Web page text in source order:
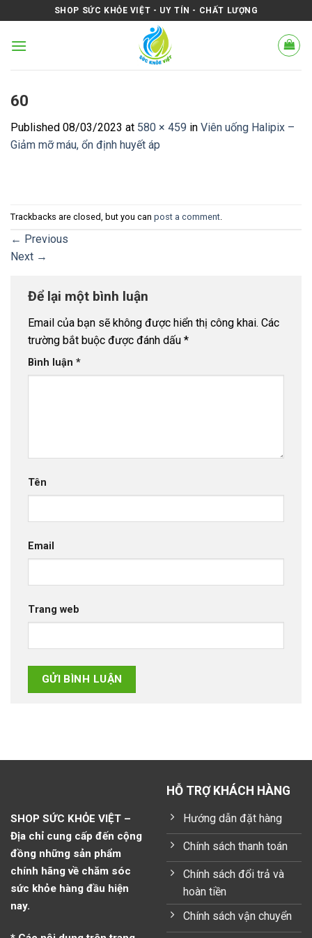
to
content
SHOP SỨC KHỎE VIỆT - UY TÍN - CHẤT LƯỢNG
60
Published 08/03/2023 at 580 × 459 in Viên uống Halipix –
Giảm mỡ máu, ổn định huyết áp
Trackbacks are closed, but you can post a comment
← Previous
Next →
Để lại một bình luận
Email của bạn sẽ không được hiển thị công khai. Các
trường bắt buộc được đánh dấu *
Bình luận *
Tên
Email
Trang web
SHOP SỨC KHỎE VIỆT –
Địa chỉ cung cấp đến cộng
đồng những sản phẩm
chính hãng về chăm sóc
sức khỏe hàng đầu hiện
nay.
HỖ TRỢ KHÁCH HÀNG
Hướng dẫn đặt hàng
Chính sách thanh toán
Chính sách đổi trả và
hoàn tiền
Chính sách vận chuyển